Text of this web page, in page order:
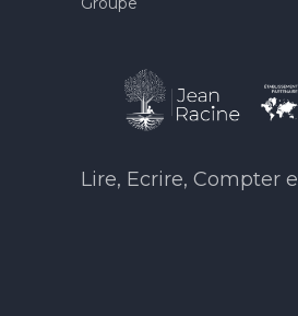
Lire, Ecrire, Compter